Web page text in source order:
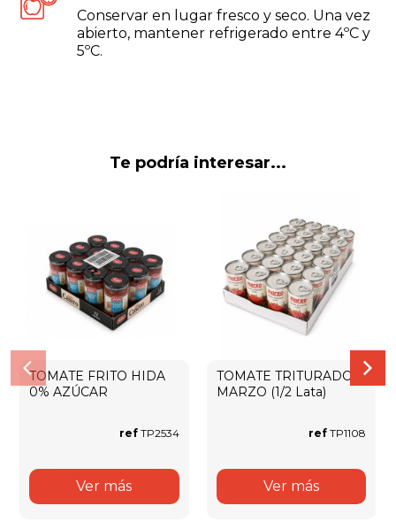
Conservar en lugar fresco y seco. Una vez
abierto, mantener refrigerado entre 4ºC y
5ºC.
Te podría interesar...
TOMATE FRITO HIDA
0% AZÚCAR
refTP2534
Ver más
TOMATE TRITURADO
MARZO (1/2 Lata)
ref TP1108
Ver más